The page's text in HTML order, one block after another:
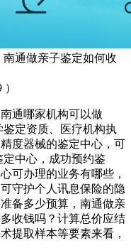
通做亲子鉴定如何收
）
通哪家机构可以做
定资质、医疗机构执
度器械的鉴定中心，可
中心，成功预约鉴
可办理的业务有哪些，
守护个人讯息保险的隐
备多少预算，南通做亲
收钱吗？计算总价应结
提取样本等要素来看，